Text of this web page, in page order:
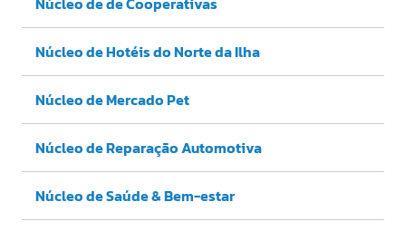
Núcleo de Hotéis do Norte da Ilha
Núcleo de Mercado Pet
Núcleo de Reparação Automotiva
Núcleo de Saúde & Bem-estar